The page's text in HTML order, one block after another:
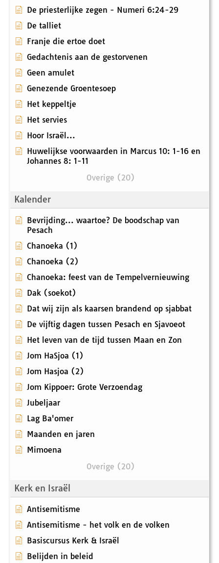
De priesterlijke zegen - Numeri 6:24-29
De talliet
Franje die ertoe doet
Gedachtenis aan de gestorvenen
Geen amulet
Genezende Groentesoep
Het keppeltje
Het servies
Hoor Israël...
Huwelijkse voorwaarden in Marcus 10: 1-16 en
Johannes 8: 1-11
Overige (20)
Kalender
Bevrijding... waartoe? De boodschap van
Pesach
Chanoeka (1)
Chanoeka (2)
Chanoeka: feest van de Tempelvernieuwing
Dak (soekot)
Dat wij zijn als kaarsen brandend op sjabbat
De vijftig dagen tussen Pesach en Sjavoeot
Het leven van de tijd tussen Maan en Zon
Jom HaSjoa (1)
Jom Hasjoa (2)
Jom Kippoer: Grote Verzoendag
Jubeljaar
Lag Ba'omer
Maanden en jaren
Mimoena
Overige (20)
Kerk en Israël
Antisemitisme
Antisemitisme - het volk en de volken
Basiscursus Kerk & Israël
Belijden in beleid